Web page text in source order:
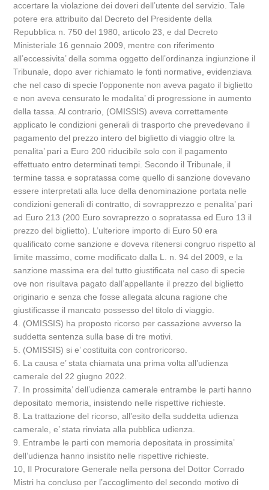
accertare la violazione dei doveri dell’utente del servizio. Tale
potere era attribuito dal Decreto del Presidente della
Repubblica n. 750 del 1980, articolo 23, e dal Decreto
Ministeriale 16 gennaio 2009, mentre con riferimento
all’eccessivita’ della somma oggetto dell’ordinanza ingiunzione il
Tribunale, dopo aver richiamato le fonti normative, evidenziava
che nel caso di specie l’opponente non aveva pagato il biglietto
e non aveva censurato le modalita’ di progressione in aumento
della tassa. Al contrario, (OMISSIS) aveva correttamente
applicato le condizioni generali di trasporto che prevedevano il
pagamento del prezzo intero del biglietto di viaggio oltre la
penalita’ pari a Euro 200 riducibile solo con il pagamento
effettuato entro determinati tempi. Secondo il Tribunale, il
termine tassa e sopratassa come quello di sanzione dovevano
essere interpretati alla luce della denominazione portata nelle
condizioni generali di contratto, di sovrapprezzo e penalita’ pari
ad Euro 213 (200 Euro sovraprezzo o sopratassa ed Euro 13 il
prezzo del biglietto). L’ulteriore importo di Euro 50 era
qualificato come sanzione e doveva ritenersi congruo rispetto al
limite massimo, come modificato dalla L. n. 94 del 2009, e la
sanzione massima era del tutto giustificata nel caso di specie
ove non risultava pagato dall’appellante il prezzo del biglietto
originario e senza che fosse allegata alcuna ragione che
giustificasse il mancato possesso del titolo di viaggio.
4. (OMISSIS) ha proposto ricorso per cassazione avverso la
suddetta sentenza sulla base di tre motivi.
5. (OMISSIS) si e’ costituita con controricorso.
6. La causa e’ stata chiamata una prima volta all’udienza
camerale del 22 giugno 2022.
7. In prossimita’ dell’udienza camerale entrambe le parti hanno
depositato memoria, insistendo nelle rispettive richieste.
8. La trattazione del ricorso, all’esito della suddetta udienza
camerale, e’ stata rinviata alla pubblica udienza.
9. Entrambe le parti con memoria depositata in prossimita’
dell’udienza hanno insistito nelle rispettive richieste.
10, Il Procuratore Generale nella persona del Dottor Corrado
Mistri ha concluso per l’accoglimento del secondo motivo di